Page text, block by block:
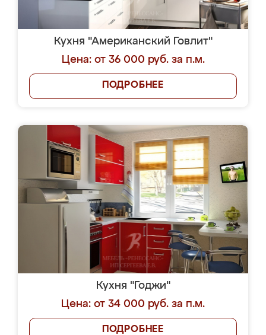
Кухня "Американский Говлит"
Цена: от 36 000 руб. за п.м.
ПОДРОБНЕЕ
Кухня "Годжи"
Цена: от 34 000 руб. за п.м.
ПОДРОБНЕЕ